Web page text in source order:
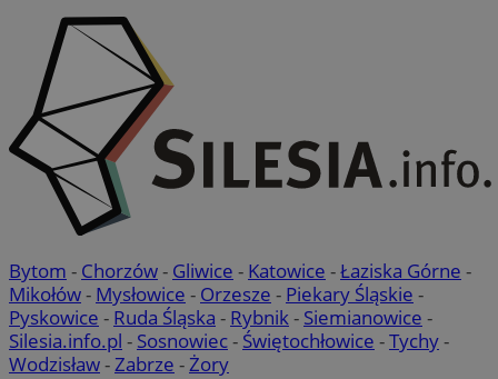
Bytom - Chorzów- Gliwice - Katowice -Łaziska Górne -
Mikołów- Mysłowice - Orzesze - Piekary Śląskie -
Pyskowice - Ruda Śląska - Rybnik- Siemianowice -
Silesia.info.pl - Sosnowiec- Świętochłowice -Tychy-
Wodzisław-Zabrze -Żory